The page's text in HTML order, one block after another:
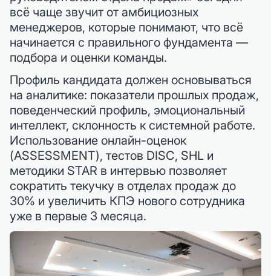
всё чаще звучит от амбициозных
менеджеров, которые понимают, что всё
начинается с правильного фундамента —
подбора и оценки команды.
Профиль кандидата должен основываться
на аналитике: показатели прошлых продаж,
поведенческий профиль, эмоциональный
интеллект, склонность к системной работе.
Использование онлайн-оценок
(ASSESSMENT), тестов DISC, SHL и
методики STAR в интервью позволяет
сократить текучку в отделах продаж до
30% и увеличить КПЭ нового сотрудника
уже в первые 3 месяца.